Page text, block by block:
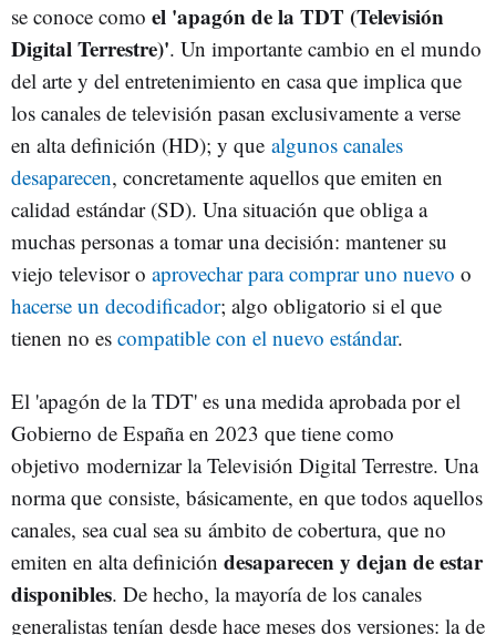
se conoce como el 'apagón de la TDT (Televisión
Digital Terrestre)'. Un importante cambio en el mundo
del arte y del entretenimiento en casa que implica que
los canales de televisión pasan exclusivamente a verse
en alta definición (HD); y que algunos canales
desaparecen, concretamente aquellos que emiten en
calidad estándar (SD). Una situación que obliga a
muchas personas a tomar una decisión: mantener su
viejo televisor o aprovechar para comprar uno nuevo o
hacerse un decodificador; algo obligatorio si el que
tienen no es compatible con el nuevo estándar.
El 'apagón de la TDT' es una medida aprobada por el
Gobierno de España en 2023 que tiene como
objetivo modernizar la Televisión Digital Terrestre. Una
norma que consiste, básicamente, en que todos aquellos
canales, sea cual sea su ámbito de cobertura, que no
emiten en alta definición desaparecen y dejan de estar
disponibles. De hecho, la mayoría de los canales
generalistas tenían desde hace meses dos versiones: la de